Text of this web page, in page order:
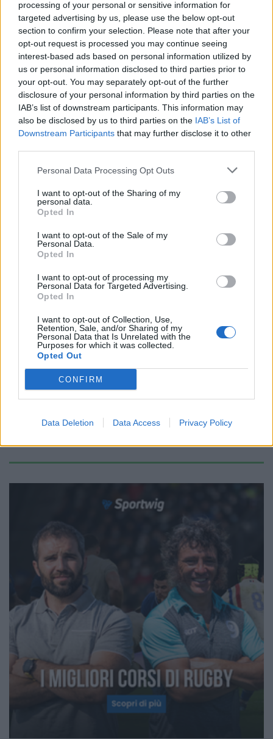
processing of your personal or sensitive information for
targeted advertising by us, please use the below opt-out
section to confirm your selection. Please note that after your
opt-out request is processed you may continue seeing
interest-based ads based on personal information utilized by
us or personal information disclosed to third parties prior to
your opt-out. You may separately opt-out of the further
disclosure of your personal information by third parties on the
IAB’s list of downstream participants. This information may
also be disclosed by us to third parties on the IAB’s List of
Downstream Participants that may further disclose it to other
Personal Data Processing Opt Outs
I want to opt-out of the Sharing of my
personal data.
Opted In
I want to opt-out of the Sale of my
Personal Data.
Opted In
I want to opt-out of processing my
Personal Data for Targeted Advertising.
Opted In
I want to opt-out of Collection, Use,
Retention, Sale, and/or Sharing of my
Personal Data that Is Unrelated with the
Purposes for which it was collected.
Opted Out
CONFIRM
Data Deletion Data Access Privacy Policy
TOP 14
Il Top 14 non si ferma: Ioane e
Lucchesi in meta, Ortombina debutto
Redazione / 25.12.2024 18:30
TOP 14
Top14: al rientro Azzurri tutti ko
tranne Capuozzo
Garbisi e Allan 7 e 6,5 in pagella, buon
auspicio per i test dell'Italia
TOP 14
Top14: Varney debutta nel Vannes,
Garbisi e Allan titolari
Pagina 4 di 9